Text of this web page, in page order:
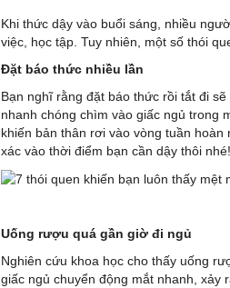
Khi thức dậy vào buổi sáng, nhiều
việc, học tập. Tuy nhiên, một số thói
Đặt báo thức nhiều lần
Bạn nghĩ rằng đặt báo thức rồi tắt đi
nhanh chóng chìm vào giấc ngủ trong
khiến bản thân rơi vào vòng tuần
xác vào thời điểm bạn cần dậy thôi nhé!
Uống rượu quá gần giờ đi ngủ
Nghiên cứu khoa học cho thấy uống
giấc ngủ chuyển động mắt nhanh, xảy